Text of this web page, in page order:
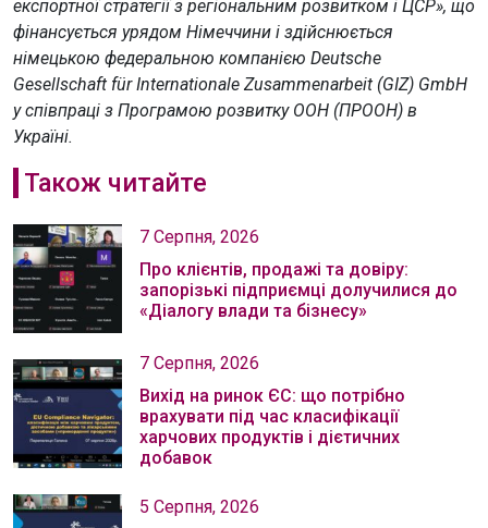
експортної стратегії з регіональним розвитком і ЦСР», що
фінансується урядом Німеччини і здійснюється
німецькою федеральною компанією Deutsche
Gesellschaft für Internationale Zusammenarbeit (GIZ) GmbH
у співпраці з Програмою розвитку ООН (ПРООН) в
Україні.
Також читайте
7 Серпня, 2026
Про клієнтів, продажі та довіру:
запорізькі підприємці долучилися до
«Діалогу влади та бізнесу»
7 Серпня, 2026
Вихід на ринок ЄС: що потрібно
врахувати під час класифікації
харчових продуктів і дієтичних
добавок
5 Серпня, 2026